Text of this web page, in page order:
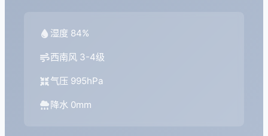
湿度 84%
西南风 3-4级
气压 995hPa
降水 0mm